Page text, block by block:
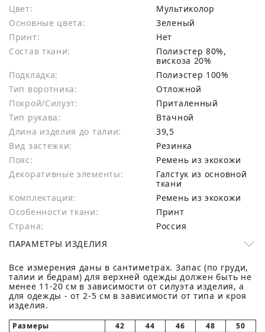
Цвет:
Мультиколор
Основные цвета:
зеленый
Принт:
Нет
Состав ткани:
полиэстер 80%,
вискоза 20%
Подкладка:
Полиэстер 100%
Тип воротника:
Отложной
Покрой/Силуэт:
Приталенный
Тип рукава:
Втачной
Длина изделия до талии:
39,5
Вид застежки:
Резинка
Пояс:
Ремень из экокожи
Декоративные элементы:
Галстук из основной
ткани
Комплектация:
Ремень из экокожи
Особенности ткани:
Принт
Страна:
Россия
ПАРАМЕТРЫ ИЗДЕЛИЯ
Все измерения даны в сантиметрах. Запас (по груди,
талии и бедрам) для верхней одежды должен быть не
менее 11-20 см в зависимости от силуэта изделия, а
для одежды - от 2-5 см в зависимости от типа и кроя
изделия.
Размеры 42 44 46 48
50